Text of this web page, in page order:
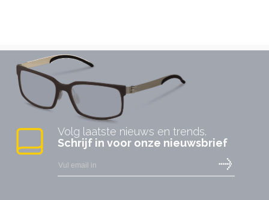
Volg laatste nieuws en trends.
Schrijf in voor onze nieuwsbrief